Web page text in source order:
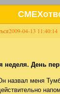
2009-04-13 11:40:14
неделя. День
назвал меня